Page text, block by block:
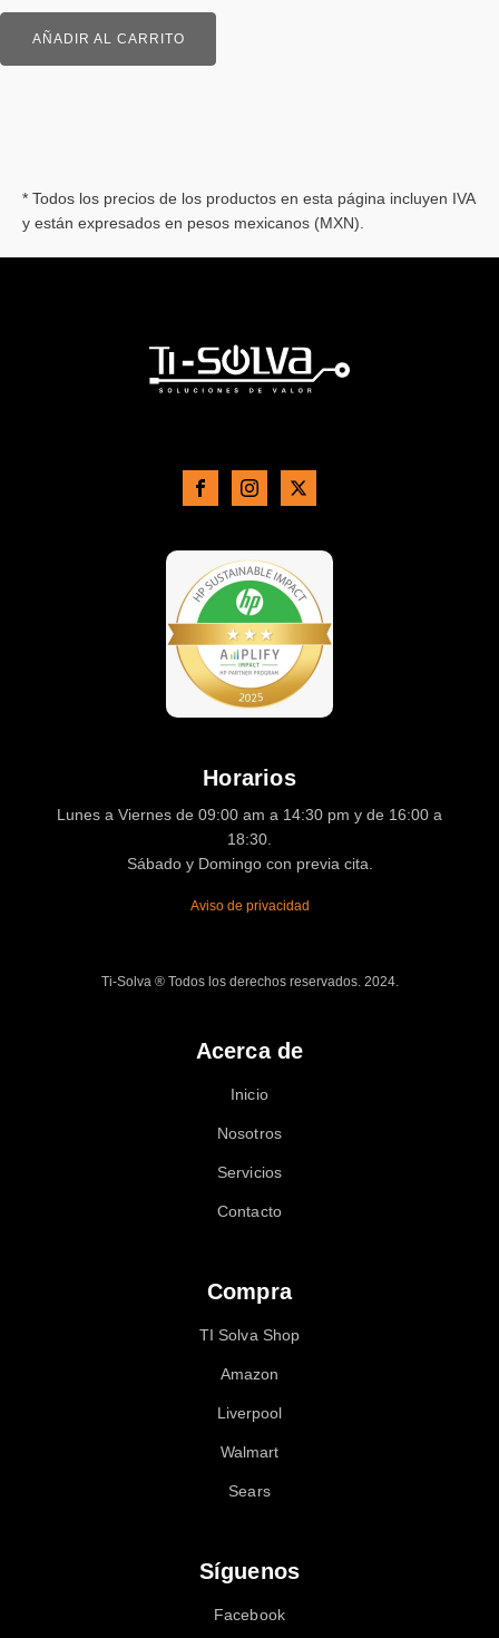
precio
original
era:
precio
actual
es:
AÑADIR AL CARRITO
* Todos los precios de los productos en esta página incluyen IVA
y están expresados en pesos mexicanos (MXN).
Horarios
Lunes a Viernes de 09:00 am a 14:30 pm y de 16:00 a
18:30.
Sábado y Domingo con previa cita.
Aviso de privacidad
Ti-Solva ® Todos los derechos reservados. 2024.
Acerca de
Inicio
Nosotros
Servicios
Contacto
Compra
TI Solva Shop
Amazon
Liverpool
Walmart
Sears
Síguenos
Facebook